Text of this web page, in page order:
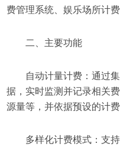
费管理系统、娱乐场所计费
二、主要功能
自动计量计费：通过集
据，实时监测并记录相关
源量等，并依据预设的计
多样化计费模式：支持